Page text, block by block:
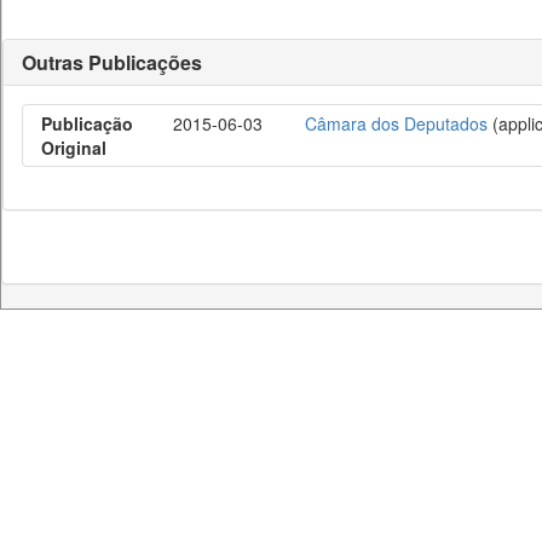
Outras Publicações
Publicação
Original
2015-06-03 Câmara dos Deputados